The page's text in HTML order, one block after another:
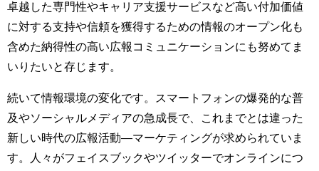
卓越した専門性やキャリア支援サービスなど高い付加価値
に対する支持や信頼を獲得するための情報のオープン化も
含めた納得性の高い広報コミュニケーションにも努めてま
いりたいと存じます。
続いて情報環境の変化です。スマートフォンの爆発的な普
及やソーシャルメディアの急成長で、これまでとは違った
新しい時代の広報活動―マーケティングが求められていま
す。人々がフェイスブックやツイッターでオンラインにつ